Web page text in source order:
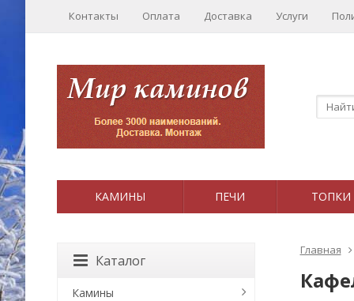
Контакты Оплата Доставка Услуги
КАМИНЫ ПЕЧИ ТОПКИ
Главная
Каталог
Камины